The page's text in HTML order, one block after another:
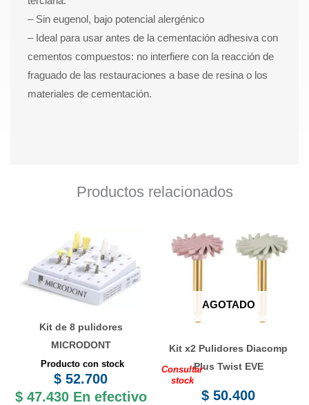
– Sin eugenol, bajo potencial alergénico
– Ideal para usar antes de la cementación adhesiva con
cementos compuestos: no interfiere con la reacción de
fraguado de las restauraciones a base de resina o los
materiales de cementación.
Productos relacionados
Kit de 8 pulidores
MICRODONT
Producto con stock
$ 52.700
$47.430 En efectivo
AGOTADO
Kit x2 Pulidores Diacomp
Plus Twist EVE
Consultar
stock
$ 50.400